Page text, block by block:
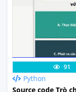
Lưu code
91
Python
Source code Trò